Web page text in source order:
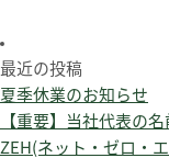
索:
最近の投稿
夏季休業のお知らせ
【重要】当社代表の
ZEH(ネット・ゼロ・